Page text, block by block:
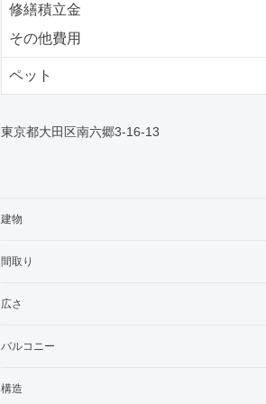
修繕積立金
その他費用
ペット
東京都大田区南六郷3-16-13
建物
間取り
広さ
バルコニー
構造